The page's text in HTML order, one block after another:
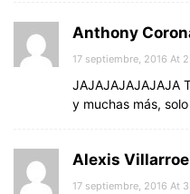
Anthony
17 septiembre, 2016 At
JAJAJAJAJAJAJA
y muchas más,
Alexis
17 septiembre, 2016 At